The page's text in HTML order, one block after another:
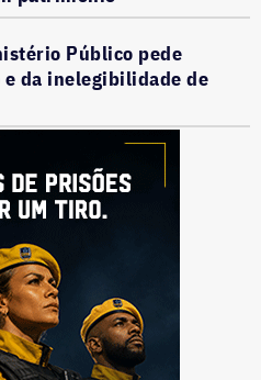
Público pede
e da inelegibilidade de